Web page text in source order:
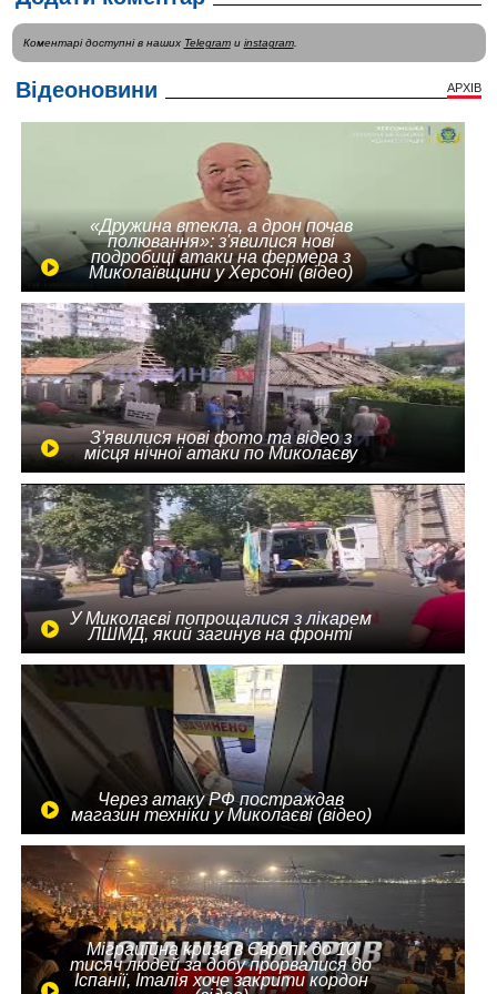
Коментарі доступні в наших Telegramи instagram.
Відеоновини АРХІВ
«Дружина втекла, а дрон почав
полювання»: з'явилися нові
подробиці атаки на фермера з
Миколаївщини у Херсоні (відео)
З'явилися нові фото та відео з
місця нічної атаки по Миколаєву
У Миколаєві попрощалися з лікарем
ЛШМД, який загинув на фронті
Через атаку РФ постраждав
магазин техніки у Миколаєві (відео)
Міграційна криза в Європі: до 10
тисяч людей за добу прорвалися до
Іспанії, Італія хоче закрити кордон